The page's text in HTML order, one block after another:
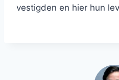
vestigden en hier hun